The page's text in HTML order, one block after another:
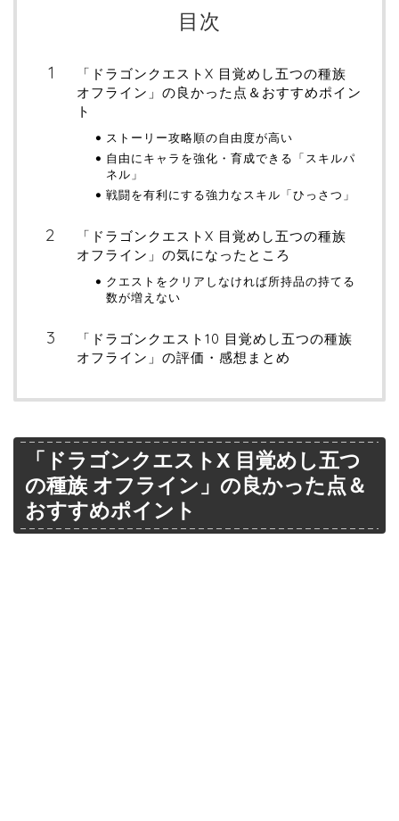
目次
「ドラゴンクエストX 目覚めし五つの種族
オフライン」の良かった点＆おすすめポイン
ト
ストーリー攻略順の自由度が高い
自由にキャラを強化・育成できる「スキルパ
ネル」
戦闘を有利にする強力なスキル「ひっさつ」
「ドラゴンクエストX 目覚めし五つの種族
オフライン」の気になったところ
クエストをクリアしなければ所持品の持てる
数が増えない
「ドラゴンクエスト10 目覚めし五つの種族
オフライン」の評価・感想まとめ
「ドラゴンクエストX 目覚めし五つ
の種族 オフライン」の良かった点＆
おすすめポイント